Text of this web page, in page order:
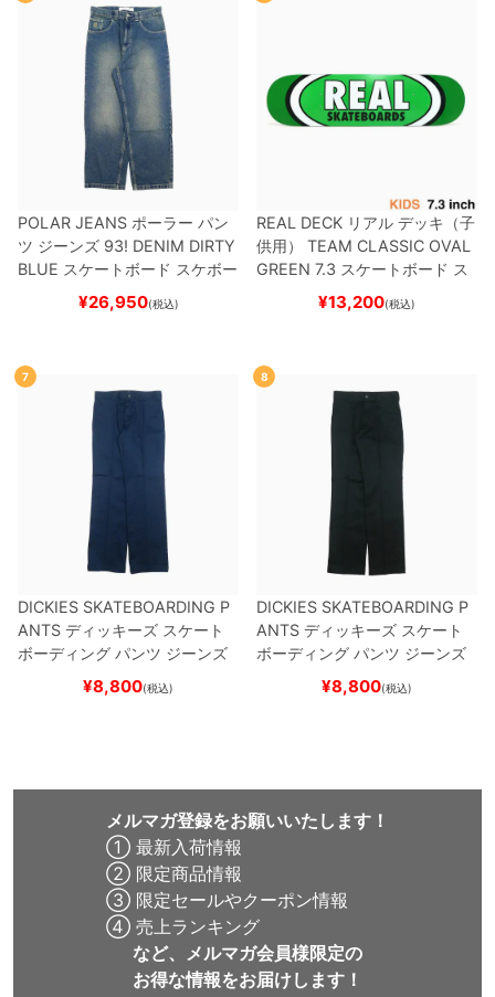
POLAR JEANS ポーラー パン
ツ ジーンズ 93! DENIM DIRTY
BLUE スケートボード スケボー
¥26,950(税込)
REAL DECK リアル デッキ（子
供用）
TEAM CLASSIC OVAL
GREEN 7.3 スケートボード ス
¥13,200(税込)
7
DICKIES SKATEBOARDING P
ANTS ディッキーズ スケート
ボーディング パンツ ジーンズ
SLIM FIT 30 LENGTH
スケートボード スケボ
¥8,800(税込)
8
DICKIES SKATEBOARDING P
ANTS ディッキーズ スケート
ボーディング パンツ ジーンズ
SLIM FIT 30 LENGTH
スケートボード スケボー
¥8,800(税込)
メルマガ登録をお願いいたします！
① 最新入荷情報
② 限定商品情報
③ 限定セールやクーポン情報
④ 売上ランキング
など、メルマガ会員様限定の
お得な情報をお届けします！